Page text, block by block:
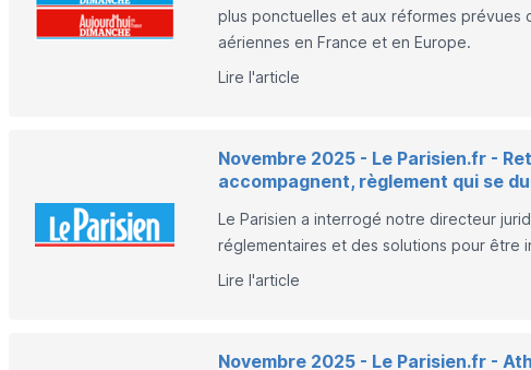
plus ponctuelles et aux réformes prévues
aériennes en France et en Europe.
Lire l'article
Novembre 2025 - Le Parisien.fr -
accompagnent, règlement qui se
Le Parisien a interrogé notre directeur
réglementaires et des solutions pour être
Lire l'article
Novembre 2025 - Le Parisien.fr -